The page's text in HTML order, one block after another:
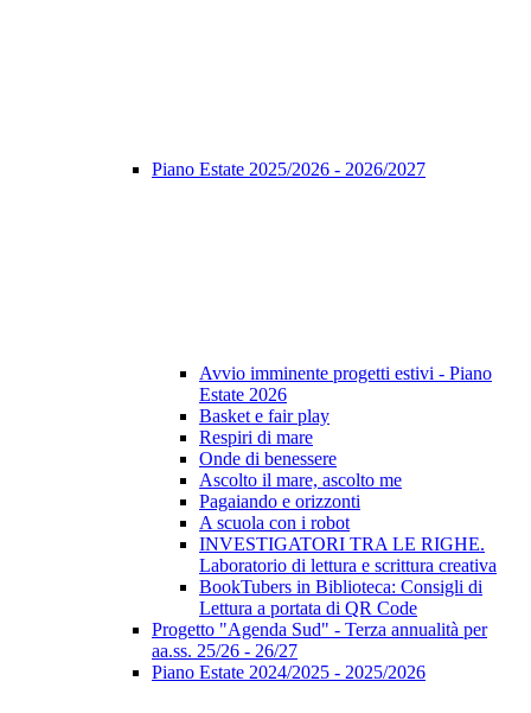
Piano Estate 2025/2026 - 2026/2027
Avvio imminente progetti estivi - Piano
Estate 2026
Basket e fair play
Respiri di mare
Onde di benessere
Ascolto il mare, ascolto me
Pagaiando e orizzonti
A scuola con i robot
INVESTIGATORI TRA LE RIGHE.
Laboratorio di lettura e scrittura creativa
BookTubers in Biblioteca: Consigli di
Lettura a portata di QR Code
Progetto "Agenda Sud" - Terza annualità per
aa.ss. 25/26 - 26/27
Piano Estate 2024/2025 - 2025/2026